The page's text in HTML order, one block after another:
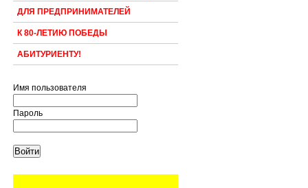
ДЛЯ ПРЕДПРИНИМАТЕЛЕЙ
К 80-ЛЕТИЮ ПОБЕДЫ
АБИТУРИЕНТУ!
Имя пользователя
Пароль